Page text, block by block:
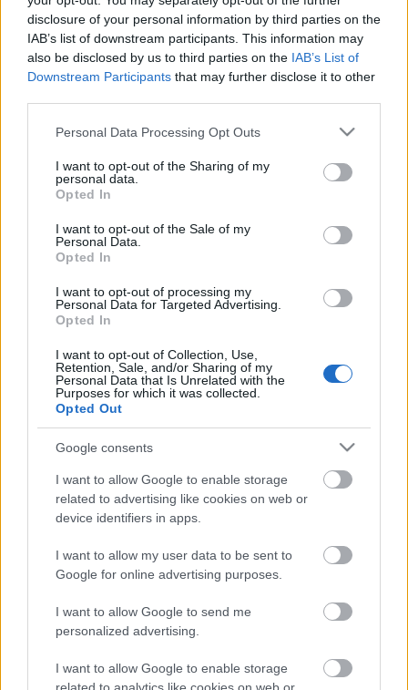
disclosure of your personal information by third parties on the
IAB’s list of downstream participants. This information may
also be disclosed by us to third parties on the IAB’s List of
Downstream Participants that may further disclose it to other
Please note that this website/app uses one or more Google
not limited to your visit or usage behaviour. You may click to
grant or deny consent to Google and its third-party tags to
use your data for below specified purposes in below Google
consent section.
Personal Data Processing Opt Outs
I want to opt-out of the Sharing of my
personal data.
Opted In
I want to opt-out of the Sale of my
Personal Data.
Opted In
I want to opt-out of processing my
Personal Data for Targeted Advertising.
Opted In
I want to opt-out of Collection, Use,
Retention, Sale, and/or Sharing of my
Personal Data that Is Unrelated with the
Purposes for which it was collected.
Opted Out
Google consents
I want to allow Google to enable storage
related to advertising like cookies on web or
device identifiers in apps.
I want to allow my user data to be sent to
Google for online advertising purposes.
I want to allow Google to send me
personalized advertising.
I want to allow Google to enable storage
kovacsbalint•2020. június 19.
A Színház- és Filmművészeti Egyetem (SZFE)
modellváltásárólElolvasom a cikket »
Szabad-e zaklatniuk a
kovacsbalint•2020. június 12.
A zaklatási ügyek megjelenése a
kormánypropagandábanElolvasom a cikket »
Oké, hogy újranyithatnak a mozik és
színházak, de azért ez nem ilyen
egyszerű
kovacsbalint•2020. június 10.
Kultúra a karantén utánElolvasom a cikket »
Megalázásra, zaklatásra
panaszkodnak az Operettszínház
kovacsbalint•2020. június 04.
Zaklatási botrány a Budapesti
OperettszínházbanElolvasom a cikket »
A járvánnyal a sörivók jártak a